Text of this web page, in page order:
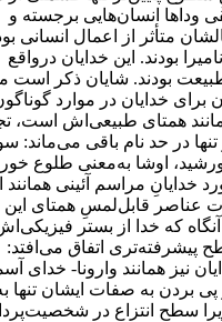
وداها انسان‌هايی برجسته و
متأثر از اعمال انسانی
بودند. اين خدايان درواقع
بودند. شایان ذكر است
خدايان در موارد
مانند همتای طبيعی‌اش است،
در حد نام باقی‌ می‌ماند:
اوشا به‌معنی طلوع
خدايانِ مراسم آئينی همانند
عناصر قابل‌لمسِ همتای اين
كه خدا از بستر
اتفاق می‌افتد:
نيز همانند وارونا- خدای
بردن به صفات ايشان تنها
سطح انتزاع در